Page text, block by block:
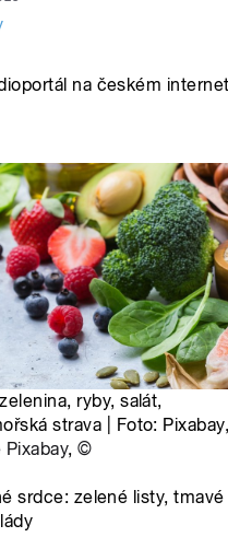
na českém
ryby, salát,
strava | Foto: Pixabay,
,©
srdce: zelené listy,